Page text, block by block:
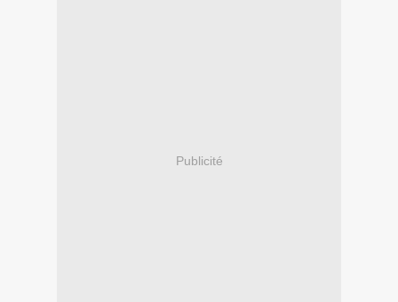
Publicité